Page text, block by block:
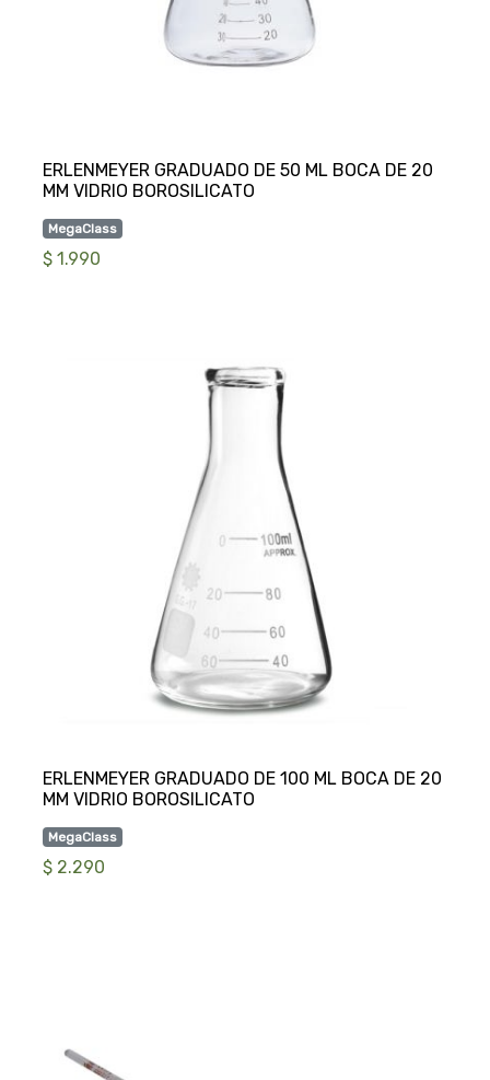
ERLENMEYER GRADUADO DE 50 ML BOCA DE 20
MegaClass
$ 1.990
ERLENMEYER GRADUADO DE 100 ML BOCA DE 20
MegaClass
$ 2.290